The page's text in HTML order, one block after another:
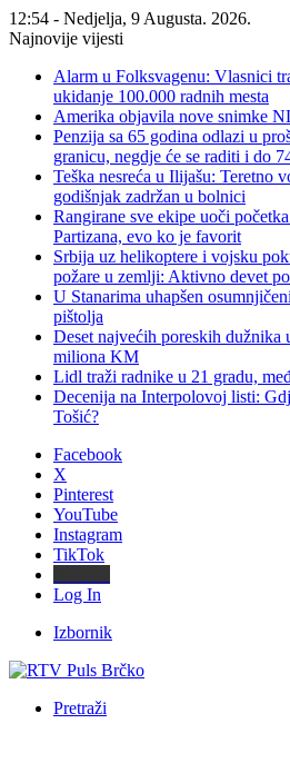
12:54 - Nedjelja, 9 Augusta. 2026.
Najnovije vijesti
Alarm u Folksvagenu: Vlasnici
ukidanje 100.000 radnih mesta
Amerika objavila nove snimke
Penzija sa 65 godina odlazi u
granicu, negdje će se raditi i do
Teška nesreća u Ilijašu: Teretno
godišnjak zadržan u bolnici
Rangirane sve ekipe uoči
Partizana, evo ko je favorit
Srbija uz helikoptere i vojsku
požare u zemlji: Aktivno devet
U Stanarima uhapšen
pištolja
Deset najvećih poreskih dužnika
miliona KM
Lidl traži radnike u 21 gradu,
Decenija na Interpolovoj listi:
Tošić?
Facebook
X
Pinterest
YouTube
Instagram
TikTok
Log In
Izbornik
Pretraži